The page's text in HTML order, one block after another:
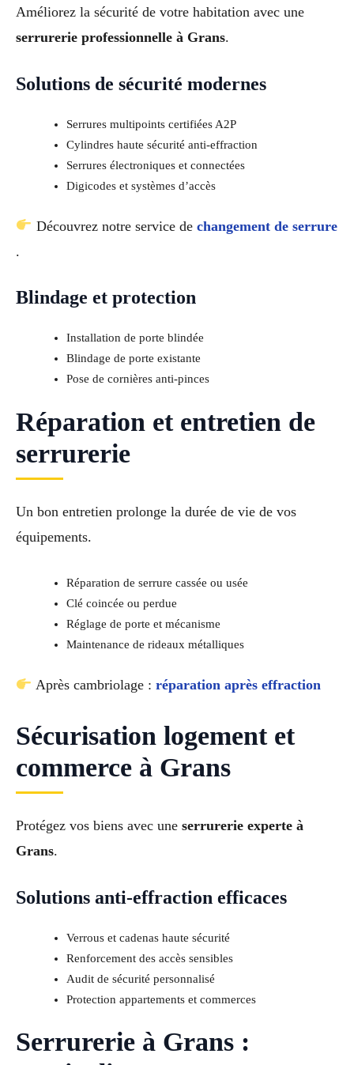
Améliorez la sécurité de votre habitation avec une
serrurerie professionnelle à Grans.
Solutions de sécurité modernes
Serrures multipoints certifiées A2P
Cylindres haute sécurité anti-effraction
Serrures électroniques et connectées
Digicodes et systèmes d’accès
Découvrez notre service de changement de serrure
.
Blindage et protection
Installation de porte blindée
Blindage de porte existante
Pose de cornières anti-pinces
Réparation et entretien de
serrurerie
Un bon entretien prolonge la durée de vie de vos
équipements.
Réparation de serrure cassée ou usée
Clé coincée ou perdue
Réglage de porte et mécanisme
Maintenance de rideaux métalliques
Après cambriolage : réparation après effraction
Sécurisation logement et
commerce à Grans
Protégez vos biens avec une serrurerie experte à
Grans.
Solutions anti-effraction efficaces
Verrous et cadenas haute sécurité
Renforcement des accès sensibles
Audit de sécurité personnalisé
Protection appartements et commerces
Serrurerie à Grans :